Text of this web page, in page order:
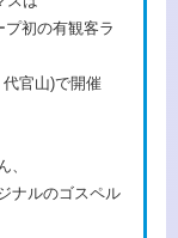
プ初の有観客ラ
官山)で開催
、
ナルのゴスペル